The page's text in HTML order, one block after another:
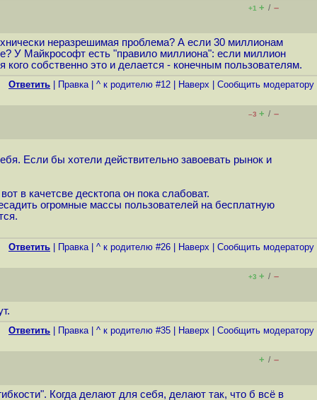
+1 + / –
неразрешимая проблема? А если 30 миллионам
У Майкрософт есть "правило миллиона": если миллион
собственно это и делается - конечным пользователям.
Ответить Правка| ^ к родителю #12 Наверх Cообщить модератору
–3 + / –
Если бы хотели действительно завоевать рынок и
в качетсве десктопа он пока слабоват.
огромные массы пользователей на бесплатную
Ответить Правка| ^ к родителю #26 Наверх Cообщить модератору
+3 + / –
Ответить Правка| ^ к родителю #35 Наверх Cообщить модератору
+ / –
Когда делают для себя, делают так, что б всё в